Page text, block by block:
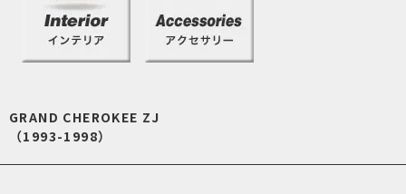
GRAND CHEROKEE ZJ
（1993-1998）